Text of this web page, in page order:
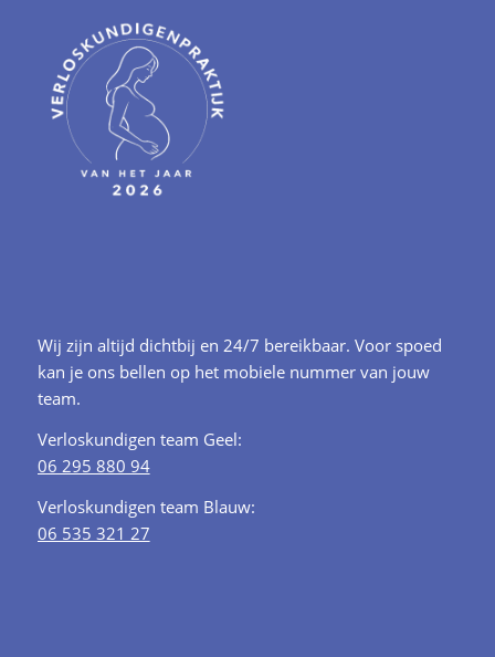
Wij zijn altijd dichtbij en 24/7 bereikbaar. Voor spoed
kan je ons bellen op het mobiele nummer van jouw
team.
Verloskundigen team Geel:
06 295 880 94
Verloskundigen team Blauw:
06 535 321 27